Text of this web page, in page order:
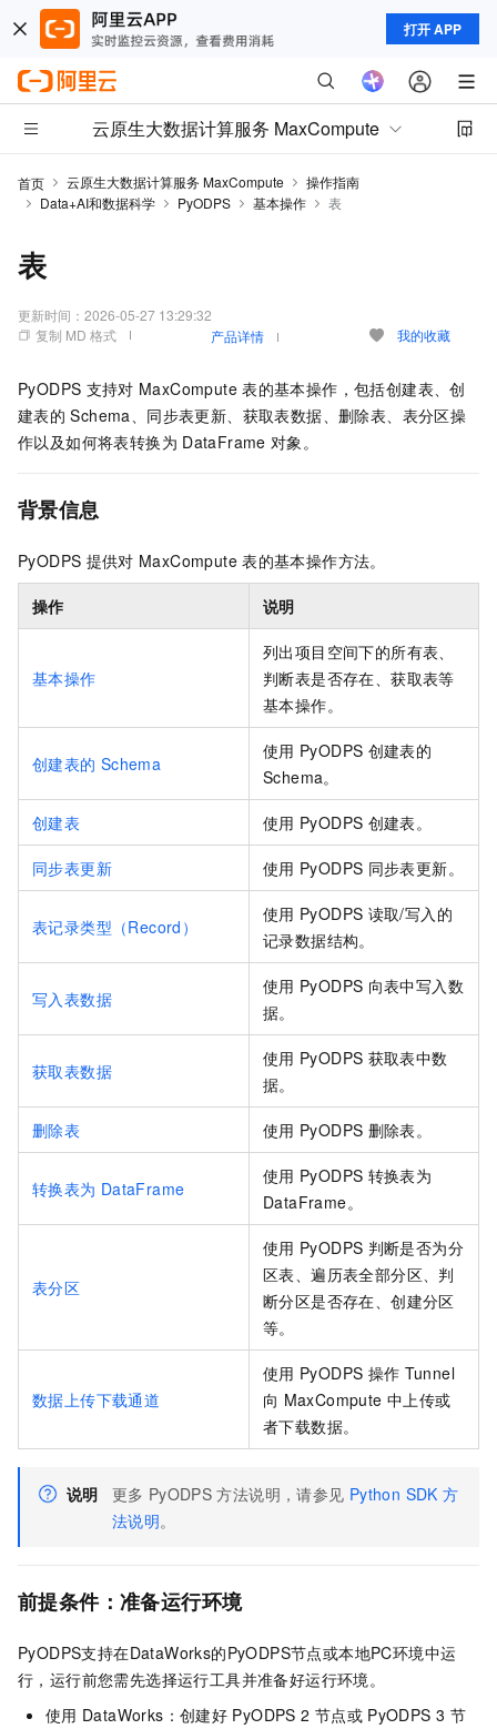
打开 APP
云原生大数据计算服务 MaxCompute
首页 云原生大数据计算服务 MaxCompute
操作指南
Data+AI和数据科学
PyODPS 基本操作 表
表
更新时间： 2026-05-27 13:29:32
复制 MD 格式
产品详情 我的收藏
PyODPS 支持对 MaxCompute 表的基本操作，包括创建表、创
建表的 Schema、同步表更新、获取表数据、删除表、表分区操
作以及如何将表转换为 DataFrame 对象。
背景信息
PyODPS 提供对 MaxCompute 表的基本操作方法。
操作 说明
基本操作
列出项目空间下的所有表、
判断表是否存在、获取表等
基本操作。
创建表的 Schema
使用 PyODPS 创建表的
Schema。
创建表 使用 PyODPS 创建表。
同步表更新 使用 PyODPS 同步表更新。
表记录类型（Record）
使用 PyODPS 读取/写入的
记录数据结构。
写入表数据
使用 PyODPS 向表中写入数
据。
获取表数据
使用 PyODPS 获取表中数
据。
删除表 使用 PyODPS 删除表。
转换表为 DataFrame
使用 PyODPS 转换表为
DataFrame。
表分区
使用 PyODPS 判断是否为分
区表、遍历表全部分区、判
断分区是否存在、创建分区
等。
数据上传下载通道
使用 PyODPS 操作 Tunnel
向 MaxCompute 中上传或
者下载数据。
说明 更多 PyODPS 方法说明，请参见 Python SDK 方
法说明。
前提条件：准备运行环境
PyODPS支持在DataWorks的PyODPS节点或本地PC环境中运
行，运行前您需先选择运行工具并准备好运行环境。
使用 DataWorks：创建好 PyODPS 2 节点或 PyODPS 3 节